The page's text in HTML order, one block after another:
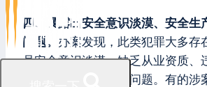
四、暴露出安全意识淡漠、安全生
问题。 办案发现，此类犯罪大多存
员安全意识淡漠、缺乏从业资质、
程、内部监管混乱等问题。有的涉